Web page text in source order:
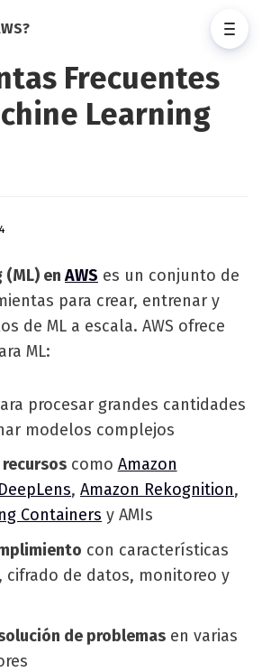
Frecuentes
Learning
(ML) enAWS es un conjunto de
para crear, entrenar y
de ML a escala. AWS ofrece
ML:
procesar grandes cantidades
modelos complejos
como Amazon
, Amazon Rekognition,
Containers y AMIs
con características
cifrado de datos, monitoreo y
de problemasen varias